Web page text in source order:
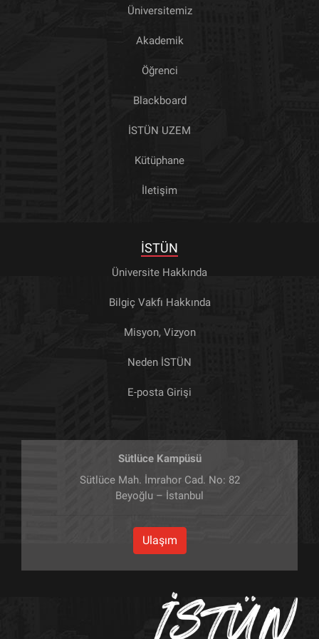
Üniversitemiz
Akademik
Öğrenci
Blackboard
İSTÜN UZEM
Kütüphane
İletişim
İSTÜN
Üniversite Hakkında
Bilgiç Vakfı Hakkında
Misyon, Vizyon
Neden İSTÜN
E-posta Girişi
Sütlüce Kampüsü
Sütlüce Mah. İmrahor Cad. No: 82
Beyoğlu – İstanbul
Ulaşım